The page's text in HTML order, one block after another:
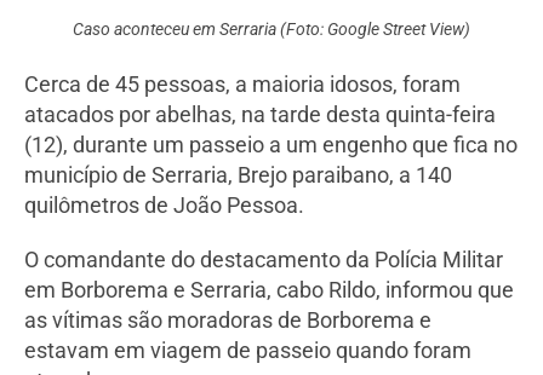
Caso aconteceu em Serraria (Foto: Google Street View)
Cerca de 45 pessoas, a maioria idosos, foram
atacados por abelhas, na tarde desta quinta-feira
(12), durante um passeio a um engenho que fica no
município de Serraria, Brejo paraibano, a 140
quilômetros de João Pessoa.
O comandante do destacamento da Polícia Militar
em Borborema e Serraria, cabo Rildo, informou que
as vítimas são moradoras de Borborema e
estavam em viagem de passeio quando foram